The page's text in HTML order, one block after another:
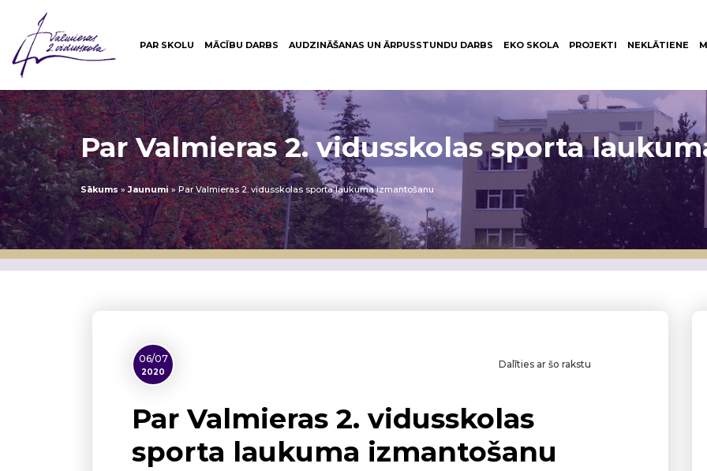
PAR SKOLU MĀCĪBU DARBS AUDZINĀŠANAS UN ĀRPUSSTUNDU DARBS EKO SKOLA PROJEKTI NEKLĀTIENE
Par Valmieras 2. vidusskolas sporta
Sākums»Jaunumi»Par Valmieras 2. vidusskolas sporta laukuma izmantošanu
06/07
2020
Dalīties ar šo rakstu
Par Valmieras 2. vidusskolas
sporta laukuma izmantošanu